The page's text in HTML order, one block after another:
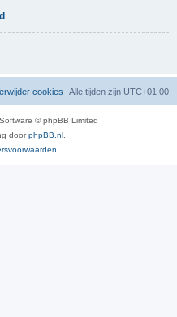
Alle tijden zijn UTC+01:00
cookies
© phpBB Limited
doorphpBB.nl